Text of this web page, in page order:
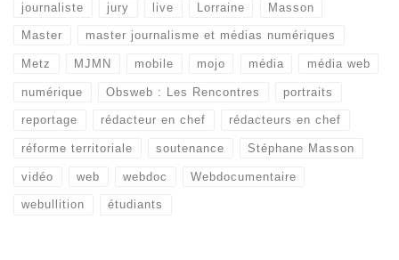
journaliste jury live Lorraine Masson
Master master journalisme et médias numériques
Metz MJMN mobile mojo média média web
numérique Obsweb : Les Rencontres portraits
reportage rédacteur en chef rédacteurs en chef
réforme territoriale soutenance Stéphane Masson
vidéo web webdoc Webdocumentaire
webullition étudiants